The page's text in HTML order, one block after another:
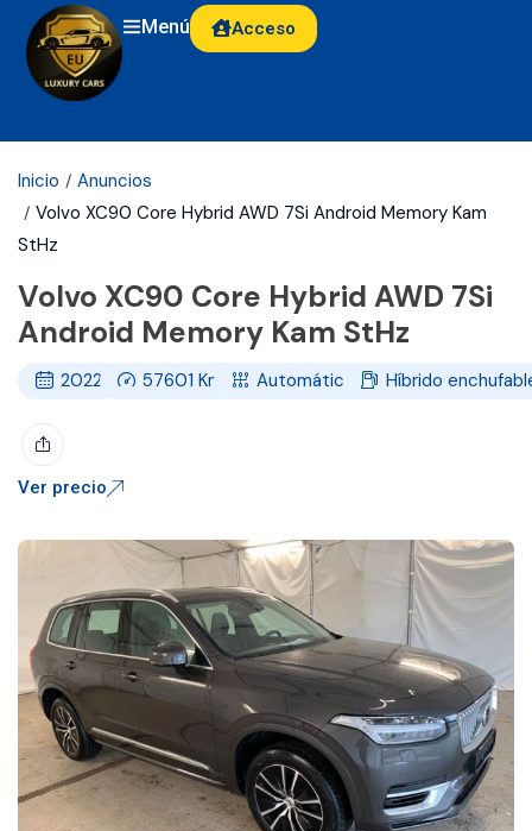
Menú Acceso
Inicio
Anuncios
Volvo XC90 Core Hybrid AWD 7Si Android Memory Kam
StHz
Volvo XC90 Core Hybrid AWD 7Si
Android Memory Kam StHz
2022 57601Km Automático Híbrido
Ver precio